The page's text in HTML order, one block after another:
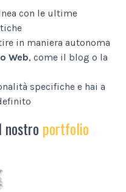
con le ultime
in maniera autonoma
Web, come il blog o la
specifiche e hai a
nostro portfolio